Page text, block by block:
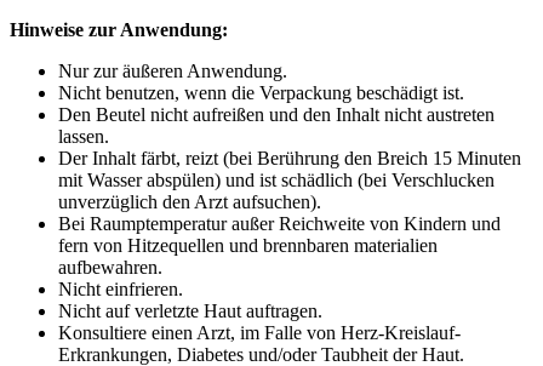
Hinweise zur Anwendung:
Nur zur äußeren Anwendung.
Nicht benutzen, wenn die Verpackung beschädigt ist.
Den Beutel nicht aufreißen und den Inhalt nicht austreten
lassen.
Der Inhalt färbt, reizt (bei Berührung den Breich 15 Minuten
mit Wasser abspülen) und ist schädlich (bei Verschlucken
unverzüglich den Arzt aufsuchen).
Bei Raumptemperatur außer Reichweite von Kindern und
fern von Hitzequellen und brennbaren materialien
aufbewahren.
Nicht einfrieren.
Nicht auf verletzte Haut auftragen.
Konsultiere einen Arzt, im Falle von Herz-Kreislauf-
Erkrankungen, Diabetes und/oder Taubheit der Haut.